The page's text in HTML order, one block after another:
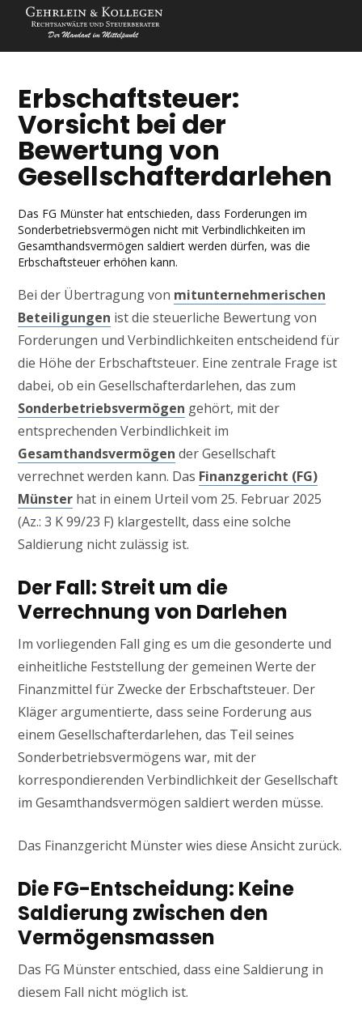
Erbschaftsteuer:
Vorsicht bei der
Bewertung von
Gesellschafterdarlehen
Das FG Münster hat entschieden, dass Forderungen im
Sonderbetriebsvermögen nicht mit Verbindlichkeiten im
Gesamthandsvermögen saldiert werden dürfen, was die
Erbschaftsteuer erhöhen kann.
Bei der Übertragung von mitunternehmerischen
Beteiligungen ist die steuerliche Bewertung von
Forderungen und Verbindlichkeiten entscheidend für
die Höhe der Erbschaftsteuer. Eine zentrale Frage ist
dabei, ob ein Gesellschafterdarlehen, das zum
Sonderbetriebsvermögen gehört, mit der
entsprechenden Verbindlichkeit im
Gesamthandsvermögen der Gesellschaft
verrechnet werden kann. Das Finanzgericht (FG)
Münster hat in einem Urteil vom 25. Februar 2025
(Az.: 3 K 99/23 F) klargestellt, dass eine solche
Saldierung nicht zulässig ist.
Der Fall: Streit um die
Verrechnung von Darlehen
Im vorliegenden Fall ging es um die gesonderte und
einheitliche Feststellung der gemeinen Werte der
Finanzmittel für Zwecke der Erbschaftsteuer. Der
Kläger argumentierte, dass seine Forderung aus
einem Gesellschafterdarlehen, das Teil seines
Sonderbetriebsvermögens war, mit der
korrespondierenden Verbindlichkeit der Gesellschaft
im Gesamthandsvermögen saldiert werden müsse.
Das Finanzgericht Münster wies diese Ansicht zurück.
Die FG-Entscheidung: Keine
Saldierung zwischen den
Vermögensmassen
Das FG Münster entschied, dass eine Saldierung in
diesem Fall nicht möglich ist.